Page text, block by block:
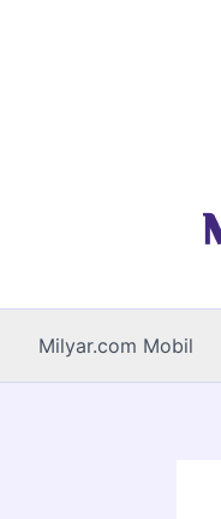
Milyar.com Mobil